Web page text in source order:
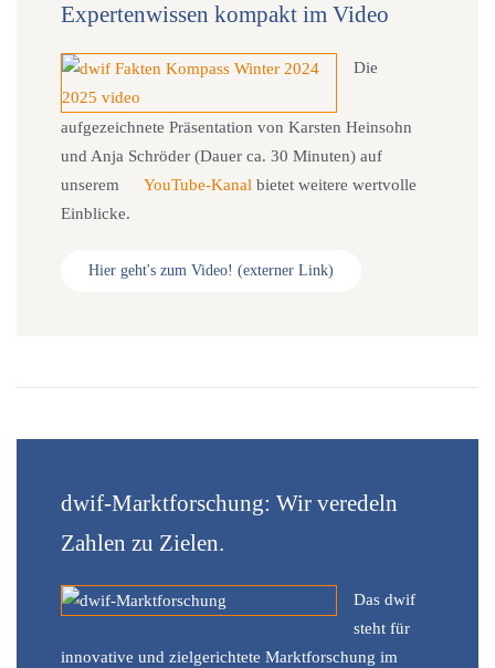
Expertenwissen kompakt im Video
Die
aufgezeichnete Präsentation von Karsten Heinsohn
und Anja Schröder (Dauer ca. 30 Minuten) auf
unserem
YouTube-Kanal bietet weitere wertvolle
Einblicke.
Hier geht's zum Video! (externer Link)
dwif-Marktforschung: Wir veredeln
Zahlen zu Zielen.
Das dwif
steht für
innovative und zielgerichtete Marktforschung im